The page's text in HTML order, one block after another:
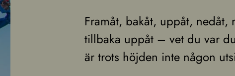
Framåt, bakåt, uppåt, nedåt,
tillbaka uppåt – vet du var
är trots höjden inte någon